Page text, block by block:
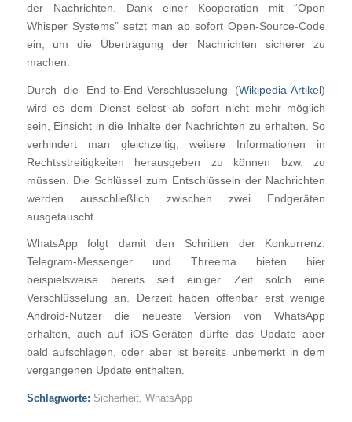
der Nachrichten. Dank einer Kooperation mit “Open
Whisper Systems” setzt man ab sofort Open-Source-Code
ein, um die Übertragung der Nachrichten sicherer zu
machen.
Durch die End-to-End-Verschlüsselung (Wikipedia-Artikel)
wird es dem Dienst selbst ab sofort nicht mehr möglich
sein, Einsicht in die Inhalte der Nachrichten zu erhalten. So
verhindert man gleichzeitig, weitere Informationen in
Rechtsstreitigkeiten herausgeben zu können bzw. zu
müssen. Die Schlüssel zum Entschlüsseln der Nachrichten
werden ausschließlich zwischen zwei Endgeräten
ausgetauscht.
WhatsApp folgt damit den Schritten der Konkurrenz.
Telegram-Messenger und Threema bieten hier
beispielsweise bereits seit einiger Zeit solch eine
Verschlüsselung an. Derzeit haben offenbar erst wenige
Android-Nutzer die neueste Version von WhatsApp
erhalten, auch auf iOS-Geräten dürfte das Update aber
bald aufschlagen, oder aber ist bereits unbemerkt in dem
vergangenen Update enthalten.
Schlagworte: Sicherheit, WhatsApp